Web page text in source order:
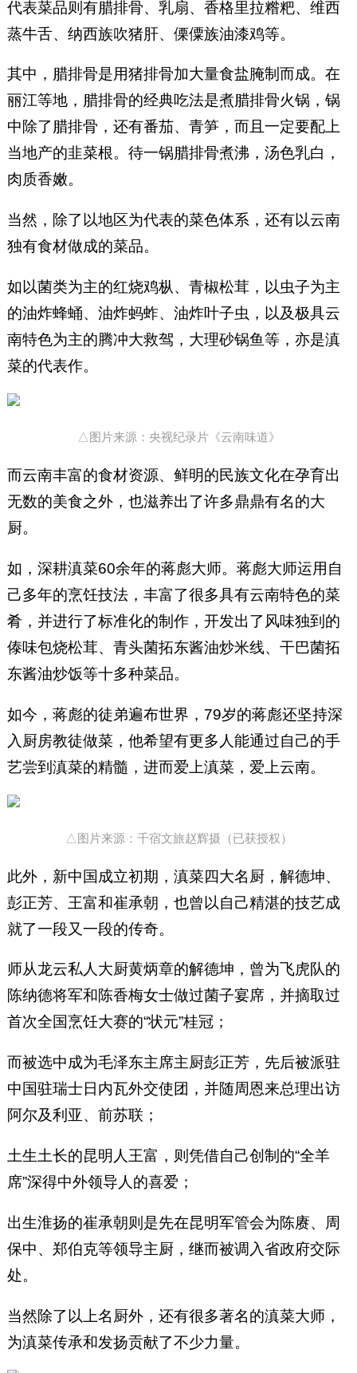
代表菜品则有腊排骨、乳扇、香格里拉糌粑、维西
蒸牛舌、纳西族吹猪肝、傈僳族油漆鸡等。
其中，腊排骨是用猪排骨加大量食盐腌制而成。在
丽江等地，腊排骨的经典吃法是煮腊排骨火锅，锅
中除了腊排骨，还有番茄、青笋，而且一定要配上
当地产的韭菜根。待一锅腊排骨煮沸，汤色乳白，
肉质香嫩。
当然，除了以地区为代表的菜色体系，还有以云南
独有食材做成的菜品。
如以菌类为主的红烧鸡枞、青椒松茸，以虫子为主
的油炸蜂蛹、油炸蚂蚱、油炸叶子虫，以及极具云
南特色为主的腾冲大救驾，大理砂锅鱼等，亦是滇
菜的代表作。
△图片来源：央视纪录片《云南味道》
而云南丰富的食材资源、鲜明的民族文化在孕育出
无数的美食之外，也滋养出了许多鼎鼎有名的大
厨。
如，深耕滇菜60余年的蒋彪大师。蒋彪大师运用自
己多年的烹饪技法，丰富了很多具有云南特色的菜
肴，并进行了标准化的制作，开发出了风味独到的
傣味包烧松茸、青头菌拓东酱油炒米线、干巴菌拓
东酱油炒饭等十多种菜品。
如今，蒋彪的徒弟遍布世界，79岁的蒋彪还坚持深
入厨房教徒做菜，他希望有更多人能通过自己的手
艺尝到滇菜的精髓，进而爱上滇菜，爱上云南。
△图片来源：千宿文旅赵辉摄（已获授权）
此外，新中国成立初期，滇菜四大名厨，解德坤、
彭正芳、王富和崔承朝，也曾以自己精湛的技艺成
就了一段又一段的传奇。
师从龙云私人大厨黄炳章的解德坤，曾为飞虎队的
陈纳德将军和陈香梅女士做过菌子宴席，并摘取过
首次全国烹饪大赛的“状元”桂冠；
而被选中成为毛泽东主席主厨彭正芳，先后被派驻
中国驻瑞士日内瓦外交使团，并随周恩来总理出访
阿尔及利亚、前苏联；
土生土长的昆明人王富，则凭借自己创制的“全羊
席”深得中外领导人的喜爱；
出生淮扬的崔承朝则是先在昆明军管会为陈赓、周
保中、郑伯克等领导主厨，继而被调入省政府交际
处。
当然除了以上名厨外，还有很多著名的滇菜大师，
为滇菜传承和发扬贡献了不少力量。